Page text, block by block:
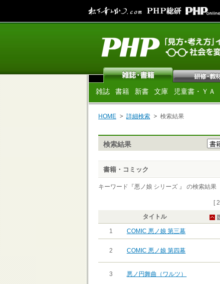
雑誌 書籍 新書 文庫 児童書・ＹＡ
HOME 詳細検索
検索結果
検索結果
書籍・コミック
キーワード『悪ノ娘 シリーズ 』 の検索結
[
タイトル
1 COMIC 悪ノ娘 第三幕
2 COMIC 悪ノ娘 第四幕
3 悪ノ円舞曲（ワルツ）